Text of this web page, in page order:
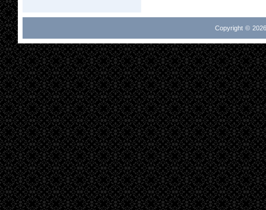
Copyright ©